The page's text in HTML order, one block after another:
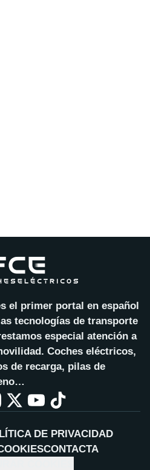
el primer portal en español
tecnologías de transporte
especial atención a
Coches eléctricos,
de recarga, pilas de
DE PRIVACIDAD
CONTACTA